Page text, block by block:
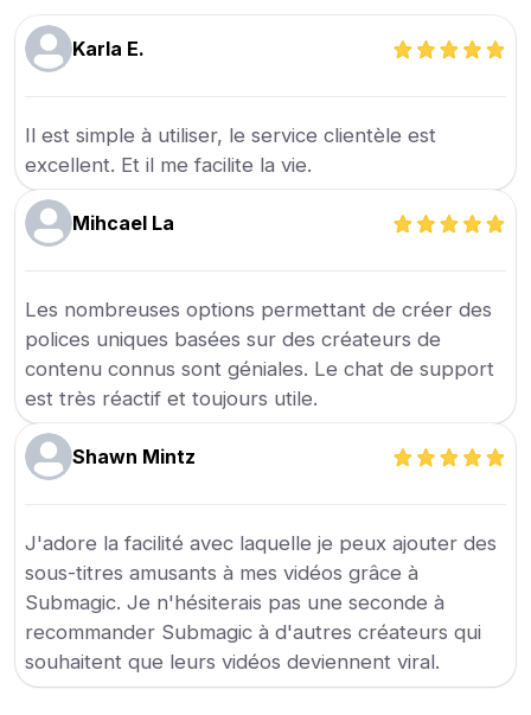
Karla E.
Il est simple à utiliser, le service clientèle est
excellent. Et il me facilite la vie.
Mihcael La
Les nombreuses options permettant de créer des
polices uniques basées sur des créateurs de
contenu connus sont géniales. Le chat de support
est très réactif et toujours utile.
Shawn Mintz
J'adore la facilité avec laquelle je peux ajouter des
sous-titres amusants à mes vidéos grâce à
Submagic. Je n'hésiterais pas une seconde à
recommander Submagic à d'autres créateurs qui
souhaitent que leurs vidéos deviennent viral.